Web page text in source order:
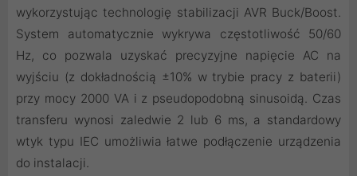
wykorzystując technologię stabilizacji AVR Buck/Boost.
System automatycznie wykrywa częstotliwość 50/60
Hz, co pozwala uzyskać precyzyjne napięcie AC na
wyjściu (z dokładnością ±10% w trybie pracy z baterii)
przy mocy 2000 VA i z pseudopodobną sinusoidą. Czas
transferu wynosi zaledwie 2 lub 6 ms, a standardowy
wtyk typu IEC umożliwia łatwe podłączenie urządzenia
do instalacji.